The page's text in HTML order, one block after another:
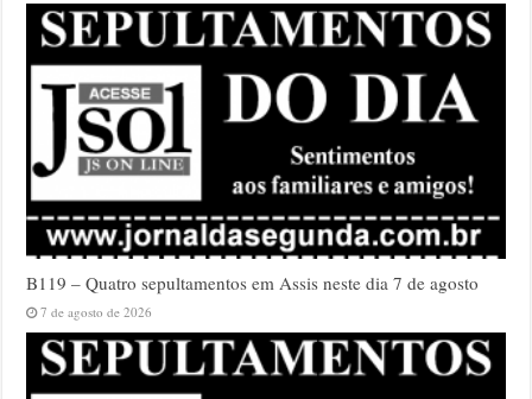
B119 – Quatro sepultamentos em Assis neste dia 7 de agosto
7 de agosto de 2026